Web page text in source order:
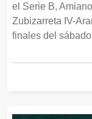
el Serie B,
Zubizarreta IV-
finales del